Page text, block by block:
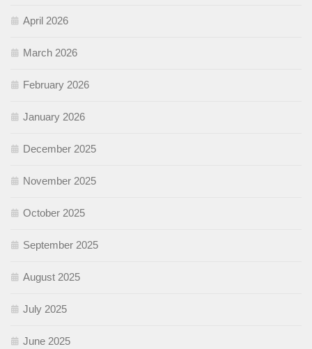
April 2026
March 2026
February 2026
January 2026
December 2025
November 2025
October 2025
September 2025
August 2025
July 2025
June 2025